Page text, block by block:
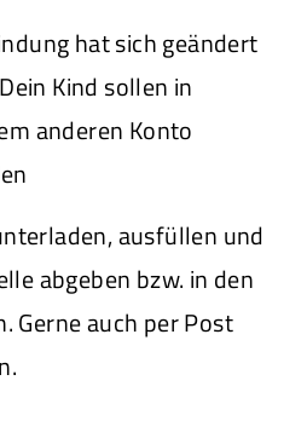
hat sich geändert
Kind sollen in
anderen Konto
ausfüllen und
abgeben bzw. in den
Gerne auch per Post